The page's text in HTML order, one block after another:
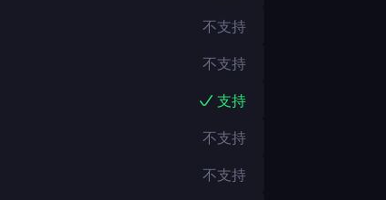
不支持
不支持
支持
不支持
不支持